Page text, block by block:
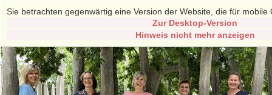
Sie betrachten gegenwärtig eine Version der Website, die für mobile
Zur Desktop-Version
Hinweis nicht mehr anzeigen